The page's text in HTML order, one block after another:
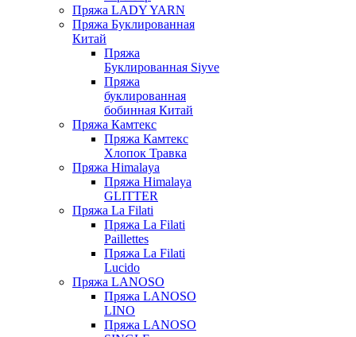
Пряжа LADY YARN
Пряжа Буклированная
Китай
Пряжа
Буклированная Siyve
Пряжа
буклированная
бобинная Китай
Пряжа Камтекс
Пряжа Камтекс
Хлопок Травка
Пряжа Himalaya
Пряжа Himalaya
GLITTER
Пряжа La Filati
Пряжа La Filati
Paillettes
Пряжа La Filati
Lucido
Пряжа LANOSO
Пряжа LANOSO
LINO
Пряжа LANOSO